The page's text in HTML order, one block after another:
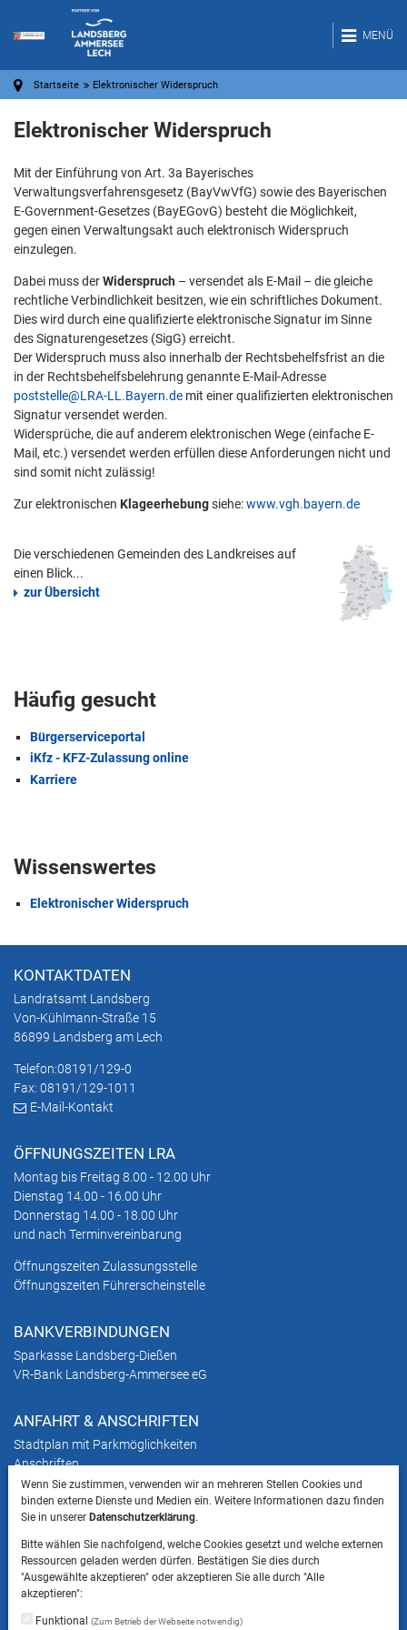
MENÜ
Startseite Elektronischer Widerspruch
Elektronischer Widerspruch
Mit der Einführung von Art. 3a Bayerisches
Verwaltungsverfahrensgesetz (BayVwVfG) sowie des Bayerischen
E-Government-Gesetzes (BayEGovG) besteht die Möglichkeit,
gegen einen Verwaltungsakt auch elektronisch Widerspruch
einzulegen.
Dabei muss derWiderspruch – versendet als E-Mail – die gleiche
rechtliche Verbindlichkeit besitzen, wie ein schriftliches Dokument.
Dies wird durch eine qualifizierte elektronische Signatur im Sinne
des Signaturengesetzes (SigG) erreicht.
Der Widerspruch muss also innerhalb der Rechtsbehelfsfrist an die
in der Rechtsbehelfsbelehrung genannte E-Mail-Adresse
poststelle@LRA-LL.Bayern.demit einer qualifizierten elektronischen
Signatur versendet werden.
Widersprüche, die auf anderem elektronischen Wege (einfache E-
Mail, etc.) versendet werden erfüllen diese Anforderungen nicht und
sind somit nicht zulässig!
Zur elektronischen Klageerhebungsiehe:www.vgh.bayern.de
Die verschiedenen Gemeinden des Landkreises auf
einen Blick...
zur Übersicht
Häufig gesucht
Bürgerserviceportal
iKfz - KFZ-Zulassung online
Karriere
Wissenswertes
Elektronischer Widerspruch
KONTAKTDATEN
Landratsamt Landsberg
Von-Kühlmann-Straße 15
86899 Landsberg am Lech
Telefon:08191/129-0
Fax: 08191/129-1011
E-Mail-Kontakt
ÖFFNUNGSZEITEN LRA
Montag bis Freitag 8.00 - 12.00 Uhr
Dienstag 14.00 - 16.00 Uhr
Donnerstag 14.00 - 18.00 Uhr
und nach Terminvereinbarung
Öffnungszeiten Zulassungsstelle
Öffnungszeiten Führerscheinstelle
BANKVERBINDUNGEN
Sparkasse Landsberg-Dießen
VR-Bank Landsberg-Ammersee eG
ANFAHRT & ANSCHRIFTEN
Stadtplan mit Parkmöglichkeiten
Anschriften
HINWEIS
ins Landratsamt Landsberg am Lech NICHT
gestattet ist.
Wenn Sie zustimmen, verwenden wir an mehreren Stellen Cookies und
binden externe Dienste und Medien ein. Weitere Informationen dazu finden
Sie in unsererDatenschutzerklärung.
Bitte wählen Sie nachfolgend, welche Cookies gesetzt und welche externen
Ressourcen geladen werden dürfen. Bestätigen Sie dies durch
"Ausgewählte akzeptieren" oder akzeptieren Sie alle durch "Alle
akzeptieren":
Funktional(Zum Betrieb der Webseite notwendig)